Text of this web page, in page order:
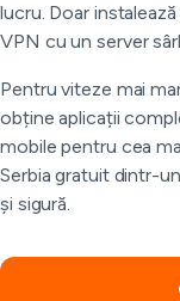
lucru. Doar
VPN cu un server
Pentru viteze mai
obține aplicații
mobile pentru cea
Serbia gratuit dintr-
și sigură.